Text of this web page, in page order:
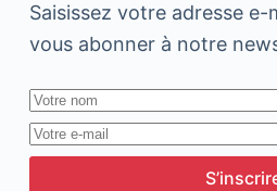
Saisissez votre adresse
vous abonner à notre